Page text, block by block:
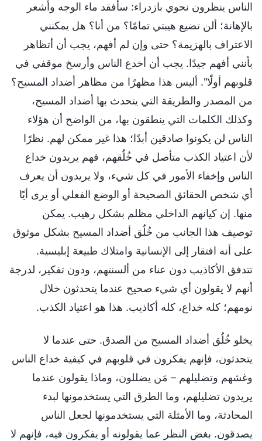
الناس ينظرون نحوي بازدراء: سأفقد ماء الوجه وأشعر
بالإهانة؛ ألن تضيع هيبتي تمامًا؟ من أنا؟ هل يمكنني
الاعتراف بالهزيمة؟ حتى وإن لم أفهم، يجب أن أتظاهر
بأنني أفهم جيدًا. يجب أن أخدع الناس وأرسخ موقفي في
قلوبهم أولًا". أليس هذا مظهرًا من مظاهر أضداد المسيح؟
من المصدر والطريقة التي يتحدث بها أضداد المسيح،
وكذلك الكلمات التي ينطقون بها، من الواضح أن هؤلاء
الناس لن يكونوا صادقين أبدًا؛ هذا غير ممكن لهم. نظرًا
لأن اعتياد الكذب متأصل في خُلُقهم، فهم يريدون خداع
الناس وإخفاء الأمور في كل شيء، ولا يريدون أن يعرف
أي شخص الحقائق الصحيحة أو الوضع الفعلي أو يرى أيًا
منها. إن كيانهم الداخلي مظلم بشكل رهيب. يمكن
توصيف هذا الجانب من خُلُق أضداد المسيح بشكل موثوق
على أنه افتقار إلى الإنسانية وامتلاك طبيعة إبليسية.
تتدفق الأكاذيب دون عناء من ألسنتهم، ودون تفكير، لدرجة
أنهم لا يقولون أي شيء صحيح عندما يتحدثون خلال
نومهم؛ كله خداع، كله أكاذيب. هذا هو اعتياد الكذب.
يخلو خُلُق أضداد المسيح من الصدق. حتى عندما لا
يتحدثون، فإنهم يفكرون في قلوبهم في كيفية خداع الناس
وغشهم وتضليلهم – مَن يضللون، وماذا يقولون عندما
يريدون تضليلهم، وما الطرق التي يستخدمونها لبدء
المحادثة، وما الأمثلة التي يستخدمونها لجعل الناس
يصدقون. بغض النظر عما يقولونه أو يفكرون فيه، فإنهم لا